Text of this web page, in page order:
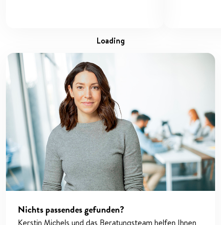
loading
Nichts passendes gefunden?
Kerstin Michels und das Beratungsteam helfen Ihnen